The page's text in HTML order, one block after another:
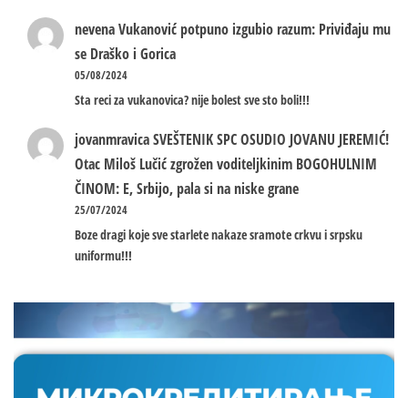
nevenaVukanović potpuno izgubio razum: Priviđaju mu
se Draško i Gorica
05/08/2024
Sta reci za vukanovica? nije bolest sve sto boli!!!
jovanmravicaSVEŠTENIK SPC OSUDIO JOVANU JEREMIĆ!
Otac Miloš Lučić zgrožen voditeljkinim BOGOHULNIM
ČINOM: E, Srbijo, pala si na niske grane
25/07/2024
Boze dragi koje sve starlete nakaze sramote crkvu i srpsku
uniformu!!!